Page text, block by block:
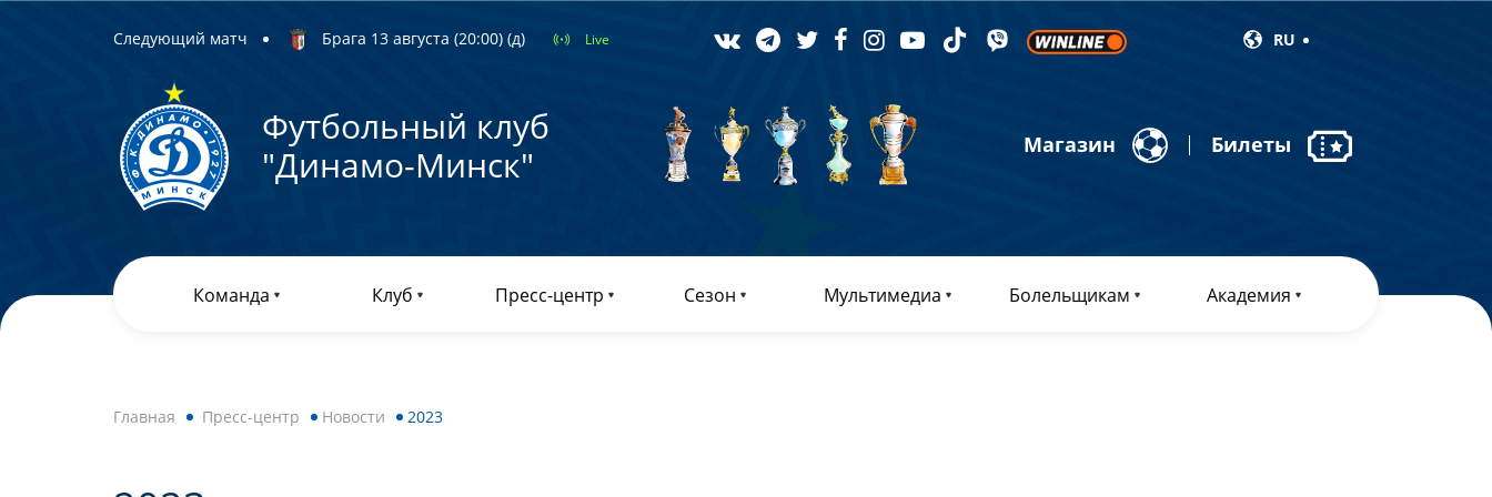
Следующий матч Брага 13 августа (20:00) (д) Live RU
Футбольный клуб
"Динамо-Минск"
Магазин Билеты
Команда Клуб Пресс-центр Сезон Мультимедиа Болельщикам Академия
Главная Пресс-центр Новости 2023